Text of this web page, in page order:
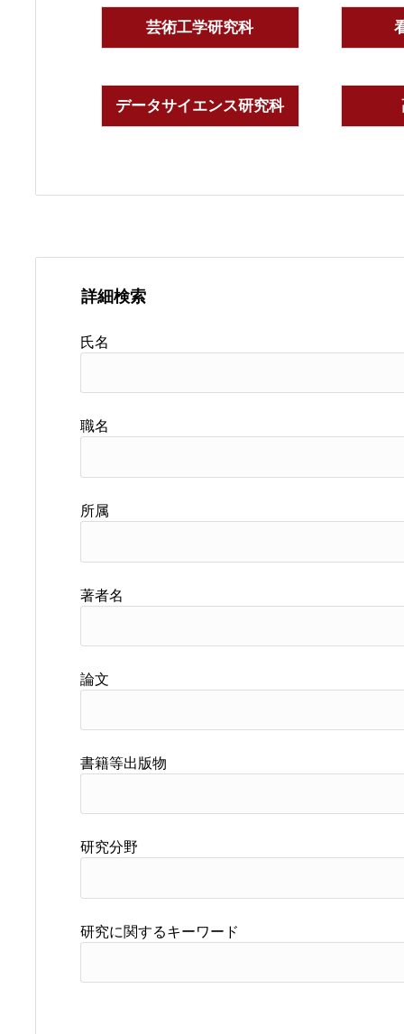
芸術工学研究科
データサイエンス研究科
詳細検索
氏名
職名
所属
著者名
論文
書籍等出版物
研究分野
研究に関するキーワード